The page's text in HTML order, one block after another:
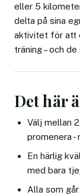
eller 5
delta på sina
aktivitet för att
träning – och
Det här
Välj mellan
promenera -
En härlig
med bara
Alla som